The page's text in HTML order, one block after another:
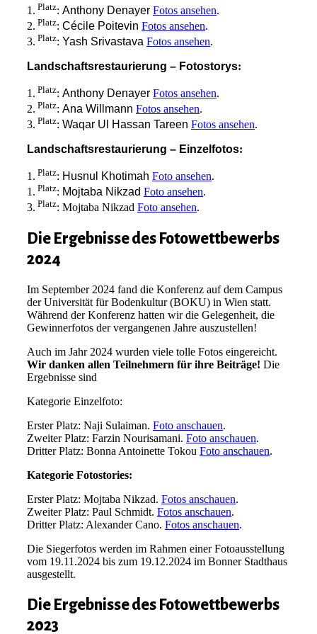
1. Platz: Anthony Denayer Fotos ansehen.
2. Platz: Cécile Poitevin Fotos ansehen.
3. Platz: Yash Srivastava Fotos ansehen.
Landschaftsrestaurierung – Fotostorys:
1. Platz: Anthony Denayer Fotos ansehen.
2. Platz: Ana Willmann Fotos ansehen.
3. Platz: Waqar Ul Hassan Tareen Fotos ansehen.
Landschaftsrestaurierung – Einzelfotos:
1. Platz: Husnul Khotimah Foto ansehen.
1. Platz: Mojtaba Nikzad Foto ansehen.
3. Platz: Mojtaba Nikzad Foto ansehen.
Die Ergebnisse des Fotowettbewerbs
2024
Im September 2024 fand die Konferenz auf dem Campus
der Universität für Bodenkultur (BOKU) in Wien statt.
Während der Konferenz hatten wir die Gelegenheit, die
Gewinnerfotos der vergangenen Jahre auszustellen!
Auch im Jahr 2024 wurden viele tolle Fotos eingereicht.
Wir danken allen Teilnehmern für ihre Beiträge! Die
Ergebnisse sind
Kategorie Einzelfoto:
Erster Platz: Naji Sulaiman. Foto anschauen.
Zweiter Platz: Farzin Nourisamani. Foto anschauen.
Dritter Platz: Bonna Antoinette Tokou Foto anschauen.
Kategorie Fotostories:
Erster Platz: Mojtaba Nikzad. Fotos anschauen.
Zweiter Platz: Paul Schmidt. Fotos anschauen.
Dritter Platz: Alexander Cano. Fotos anschauen.
Die Siegerfotos werden im Rahmen einer Fotoausstellung
vom 19.11.2024 bis zum 19.12.2024 im Bonner Stadthaus
ausgestellt.
Die Ergebnisse des Fotowettbewerbs
2023